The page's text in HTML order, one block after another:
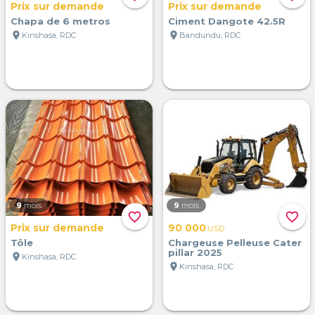
Prix sur demande
Chapa de 6 metros
location_on Kinshasa, RDC
Prix sur demande
Ciment Dangote 42.5R
location_on Bandundu, RDC
favorite_border
9 mois
Prix sur demande
Tôle
location_on Kinshasa, RDC
favorite_border
9 mois
90 000 USD
Chargeuse Pelleuse Cater
pillar 2025
location_on Kinshasa, RDC